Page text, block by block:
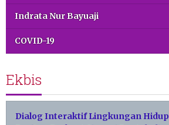
Indrata Nur Bayuaji
COVID-19
Ekbis
Dialog Interaktif Lingkungan Hidup